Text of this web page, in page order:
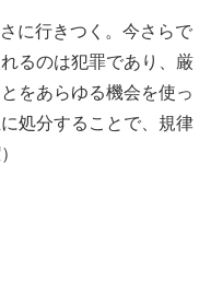
に行きつく。今さらで
るのは犯罪であり、厳
をあらゆる機会を使っ
処分することで、規律